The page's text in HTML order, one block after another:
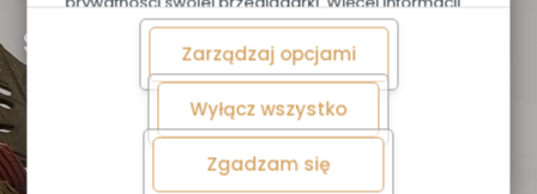
o przetwarzaniu danych znajdziesz wPolityce
Zarządzaj opcjami
Wyłącz wszystko
Zgadzam się
Słodkie Chwile Zaczynają
Się Tutaj
Sprawdź Ofertę